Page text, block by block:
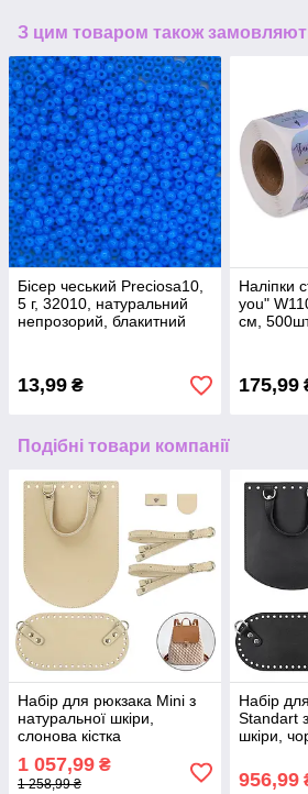
З цим товаром також
Бісер чеський Preciosa10,
5 г, 32010, натуральний
непрозорий, блакитний
13,99 ₴
Наліпки
you"
см,
175,99
Подібні товари компанії
Набір для рюкзака Mini з
натуральної шкіри,
слонова кістка
1 057,99 ₴
1 258,99 ₴
Набір
Standart
шкіри,
956,99